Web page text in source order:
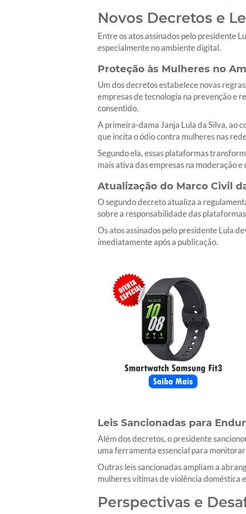
Novos Decretos e
Entre os atos assinados pelo presidente
especialmente no ambiente digital.
Proteção às Mulheres no
Um dos decretos estabelece novas
empresas de tecnologia na prevenção e
consentido.
A primeira-dama Janja Lula da Silva, ao
que incita o ódio contra mulheres nas
Segundo ela, essas plataformas
mais ativa das empresas na moderação
Atualização do Marco Civil
O segundo decreto atualiza a
sobre a responsabilidade das
Os atos assinados pelo presidente Lula
imediatamente após a publicação.
Leis Sancionadas para
Além dos decretos, o presidente
uma ferramenta essencial para
Outras leis sancionadas ampliam a
mulheres vítimas de violência doméstica
Perspectivas e